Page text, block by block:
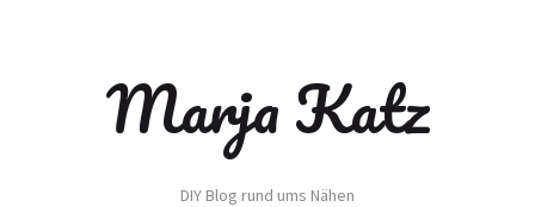
Marja Katz
DIY Blog rund ums Nähen